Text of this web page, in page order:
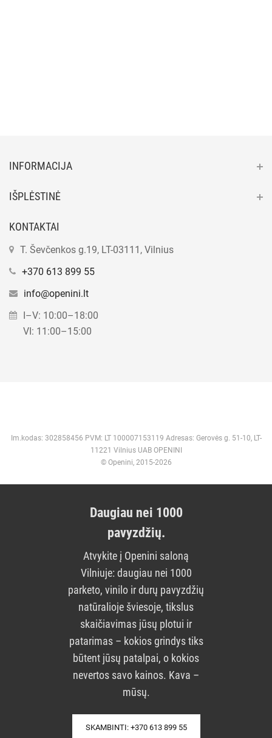
INFORMACIJA
IŠPLĖSTINĖ
KONTAKTAI
T. Ševčenkos g.19, LT-03111, Vilnius
+370 613 899 55
info@openini.lt
I–V: 10:00–18:00
VI: 11:00–15:00
Im.kodas: 302858456 PVM: LT 100007153119 Adresas: Gerovės g. 51-10, LT-
11221 Vilnius UAB OPENINI
© Openini, 2015-2026
Daugiau nei 1000
pavyzdžių.
Atvykite į Openini saloną
Vilniuje: daugiau nei 1000
parketo, vinilo ir durų pavyzdžių
natūralioje šviesoje, tikslus
skaičiavimas jūsų plotui ir
patarimas – kokios grindys tiks
būtent jūsų patalpai, o kokios
nevertos savo kainos. Kava –
mūsų.
SKAMBINTI: +370 613 899 55